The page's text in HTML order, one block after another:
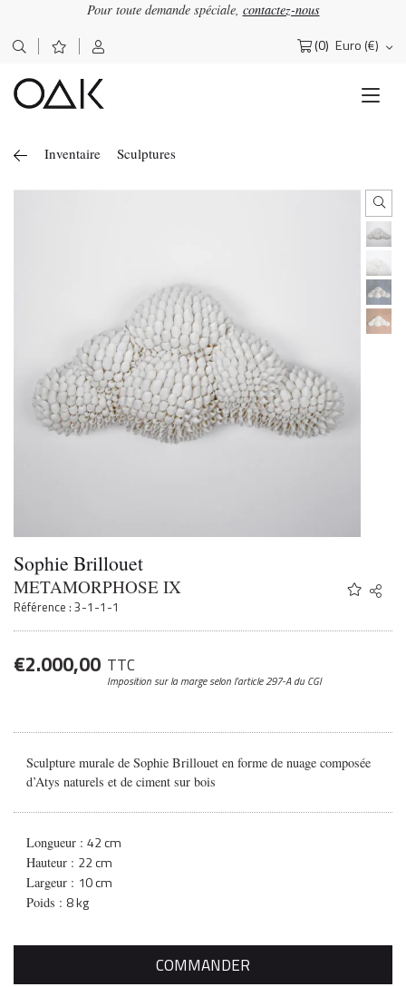
Pour toute demande spéciale, contactez-nous
(0) Euro (€)
Rechercher :
Inventaire Sculptures
Sophie Brillouet
METAMORPHOSE IX
Référence : 3-1-1-1
Share
Twitter
€2.000,00 TTC
Imposition sur la margeselon l’article 297-A du CGI
Sculpture murale de Sophie Brillouet en forme de nuage composée
d’Atys naturels et de ciment sur bois
Longueur :42 cm
Hauteur : 22 cm
Largeur : 10 cm
Poids : 8 kg
COMMANDER